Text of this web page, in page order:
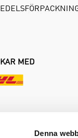
Denna
MED